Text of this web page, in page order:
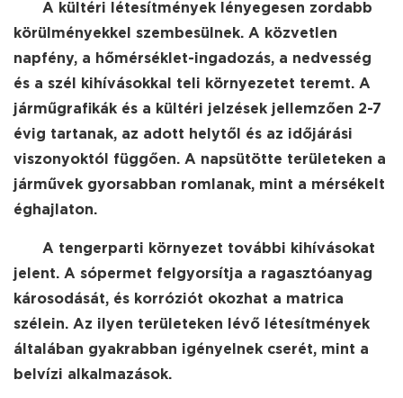
A kültéri létesítmények lényegesen zordabb
körülményekkel szembesülnek. A közvetlen
napfény, a hőmérséklet-ingadozás, a nedvesség
és a szél kihívásokkal teli környezetet teremt. A
járműgrafikák és a kültéri jelzések jellemzően 2-7
évig tartanak, az adott helytől és az időjárási
viszonyoktól függően. A napsütötte területeken a
járművek gyorsabban romlanak, mint a mérsékelt
éghajlaton.
A tengerparti környezet további kihívásokat
jelent. A sópermet felgyorsítja a ragasztóanyag
károsodását, és korróziót okozhat a matrica
szélein. Az ilyen területeken lévő létesítmények
általában gyakrabban igényelnek cserét, mint a
belvízi alkalmazások.